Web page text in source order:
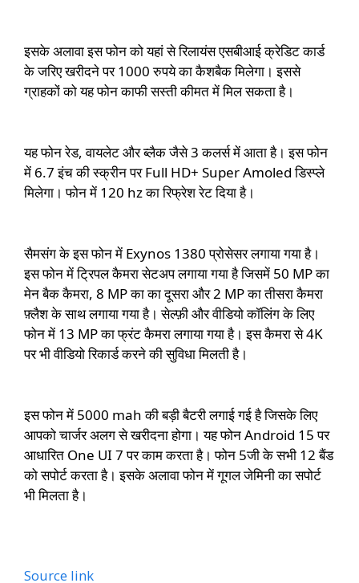
इसके अलावा इस फोन को यहां से रिलायंस एसबीआई क्रेडिट कार्ड
के जरिए खरीदने पर 1000 रुपये का कैशबैक मिलेगा। इससे
ग्राहकों को यह फोन काफी सस्ती कीमत में मिल सकता है।
यह फोन रेड, वायलेट और ब्लैक जैसे 3 कलर्स में आता है। इस फोन
में 6.7 इंच की स्क्रीन पर Full HD+ Super Amoled डिस्प्ले
मिलेगा। फोन में 120 hz का रिफ्रेश रेट दिया है।
सैमसंग के इस फोन में Exynos 1380प्रोसेसर लगाया गया है।
इस फोन में ट्रिपल कैमरा सेटअप लगाया गया है जिसमें 50 MP का
मेन बैक कैमरा, 8 MP का का दूसरा और 2 MP का तीसरा कैमरा
फ़्लैश के साथ लगाया गया है। सेल्फ़ी और वीडियो कॉलिंग के लिए
फोन में 13 MP का फ्रंट कैमरा लगाया गया है। इस कैमरा से 4K
पर भी वीडियो रिकार्ड करने की सुविधा मिलती है।
इस फोन में 5000 mah की बड़ी बैटरी लगाई गई है जिसके लिए
आपको चार्जर अलग से खरीदना होगा। यह फोन Android 15 पर
आधारित One UI 7 पर काम करता है। फोन 5जी के सभी 12 बैंड
को सपोर्ट करता है। इसके अलावा फोन में गूगल जेमिनी का सपोर्ट
भी मिलता है।
Source link